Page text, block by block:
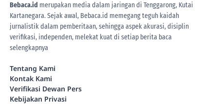
Bebaca.id merupakan media dalam jaringan di Tenggarong, Kutai
Kartanegara. Sejak awal, Bebaca.id memegang teguh kaidah
jurnalistik dalam pemberitaan, sehingga aspek akurasi, disiplin
verifikasi, independen, melekat kuat di setiap berita baca
selengkapnya
Tentang Kami
Kontak Kami
Verifikasi Dewan Pers
Kebijakan Privasi